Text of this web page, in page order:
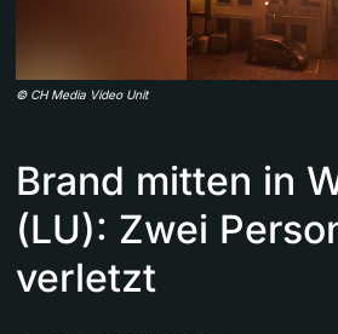
© CH Media Video Unit
Brand mitten in
(LU): Zwei
verletzt